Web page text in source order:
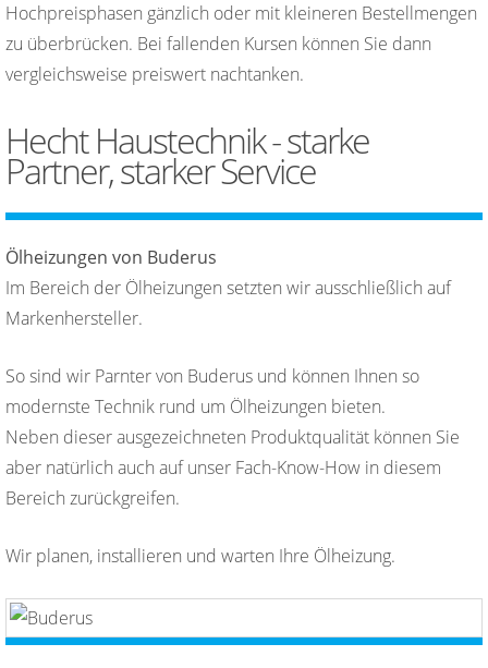
Hochpreisphasen gänzlich oder mit kleineren Bestellmengen
zu überbrücken. Bei fallenden Kursen können Sie dann
vergleichsweise preiswert nachtanken.
Hecht Haustechnik - starke
Partner, starker Service
Ölheizungen von Buderus
Im Bereich der Ölheizungen setzten wir ausschließlich auf
Markenhersteller.
So sind wir Parnter von Buderus und können Ihnen so
modernste Technik rund um Ölheizungen bieten.
Neben dieser ausgezeichneten Produktqualität können Sie
aber natürlich auch auf unser Fach-Know-How in diesem
Bereich zurückgreifen.
Wir planen, installieren und warten Ihre Ölheizung.